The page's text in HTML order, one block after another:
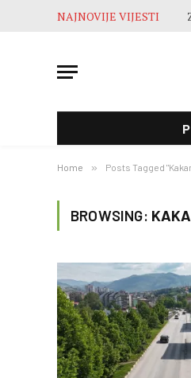
NAJNOVIJE VIJESTI
Home » Posts Tagged
BROWSING: